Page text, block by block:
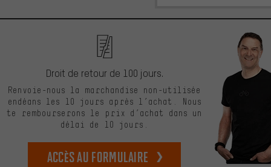
Droit de retour de 100 jours.
Renvoie-nous la marchandise non-utilisée
endéans les 10 jours après l’achat. Nous
te rembourserons le prix d’achat dans un
délai de 10 jours.
Accès au formulaire